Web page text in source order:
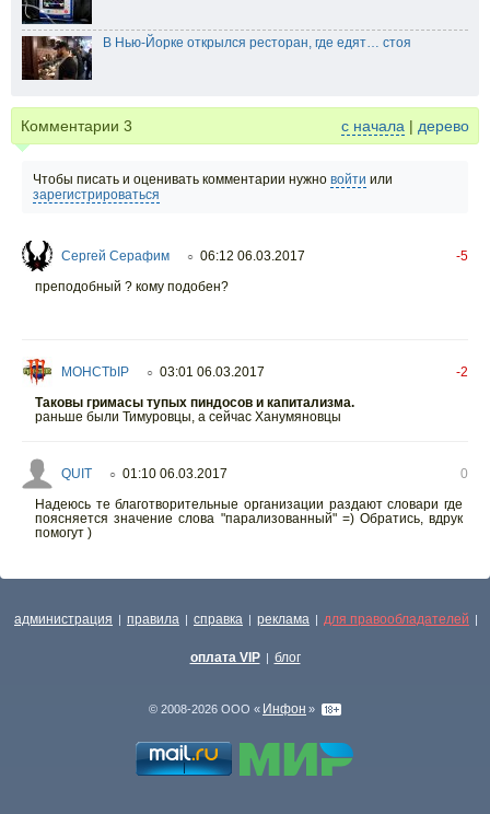
В Нью-Йорке открылся ресторан, где едят… стоя
Комментарии 3 с начала | дерево
Чтобы писать и оценивать комментарии нужно войти или
зарегистрироваться
Сергей Серафим ○ 06:12 06.03.2017
-5
преподобный ? кому подобен?
MOHCTbIP ○ 03:01 06.03.2017
-2
Таковы гримасы тупых пиндосов и капитализма.
раньше были Тимуровцы, а сейчас Ханумяновцы
QUIT ○ 01:10 06.03.2017
0
Надеюсь те благотворительные организации раздают словари где
поясняется значение слова "парализованный" =) Обратись, вдрук
помогут )
администрация | правила | справка | реклама | для правообладателей |
оплата VIP | блог
© 2008-2026 ООО « Инфон »